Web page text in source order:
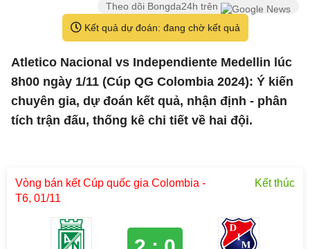
Theo dõi Bongda24h trên
Kết quả dự đoán: đang chờ kết quả
Atletico Nacional vs Independiente Medellin lúc
8h00 ngày 1/11 (Cúp QG Colombia 2024): Ý kiến
chuyên gia, dự đoán kết quả, nhận định - phân
tích trận đấu, thống kê chi tiết về hai đội.